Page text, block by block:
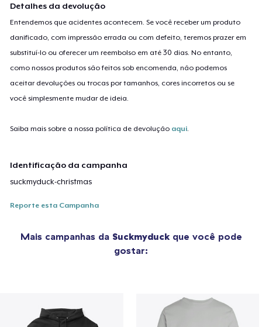
Detalhes da devolução
Entendemos que acidentes acontecem. Se você receber um produto
danificado, com impressão errada ou com defeito, teremos prazer em
substituí-lo ou oferecer um reembolso em até 30 dias. No entanto,
como nossos produtos são feitos sob encomenda, não podemos
aceitar devoluções ou trocas por tamanhos, cores incorretos ou se
você simplesmente mudar de ideia.
Saiba mais sobre a nossa política de devolução aqui
Identificação da campanha
suckmyduck-christmas
Reporte esta Campanha
Mais campanhas da Suckmyduckque você pode
gostar: